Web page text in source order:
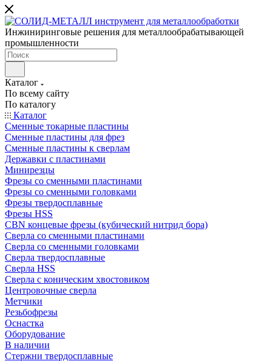
Инжиниринговые решения для металлообрабатывающей
промышленности
Каталог
По всему сайту
По каталогу
Каталог
Сменные токарные пластины
Сменные пластины для фрез
Сменные пластины к сверлам
Державки с пластинами
Минирезцы
Фрезы со сменными пластинами
Фрезы со сменными головками
Фрезы твердосплавные
Фрезы HSS
CBN концевые фрезы (кубический нитрид бора)
Сверла со сменными пластинами
Сверла со сменными головками
Сверла твердосплавные
Сверла HSS
Сверла с коническим хвостовиком
Центровочные сверла
Метчики
Резьбофрезы
Оснастка
Оборудование
В наличии
Стержни твердосплавные